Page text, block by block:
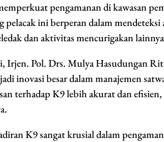
pengamanan di kawasan
ini berperan dalam mendeteksi
dan aktivitas mencurigakan
Irjen. Pol. Drs. Mulya Hasudungan
inovasi besar dalam manajemen
terhadap K9 lebih akurat dan
K9 sangat krusial dalam